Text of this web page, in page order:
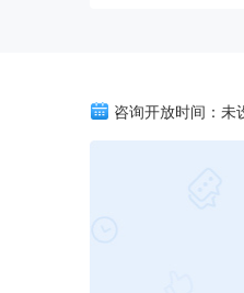
咨询开放时间：未